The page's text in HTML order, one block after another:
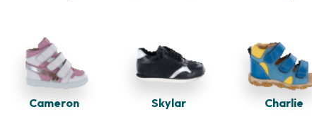
Cameron Skylar Charlie